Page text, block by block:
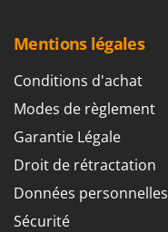
Mentions légales
Conditions d'achat
Modes de règlement
Garantie Légale
Droit de rétractation
Données personnelles
Sécurité